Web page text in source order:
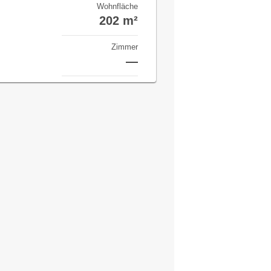
Wohnfläche
202 m²
Zimmer
—